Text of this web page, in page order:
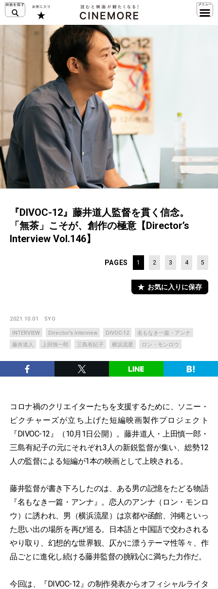
『DIVOC-12』藤井道人監督を貫く信念。
「無茶」こそが、創作の極意【Director’s
Interview Vol.146】
PAGES 1 2 3 4 5
お気に入りに保存
2021.10.01 SYO
INTERVIEW Director’s Interview DIVOC-12
名もなき一篇・アンナ
藤井道人
上田慎一郎 三島有紀子 横浜流星 ロン・モンロウ
コロナ禍のクリエイターたちを支援するために、ソニー・
ピクチャーズが立ち上げた短編映画製作プロジェクト
『DIVOC-12』（10月1日公開）。藤井道人・上田慎一郎・
三島有紀子の元にそれぞれ3人の新鋭監督が集い、総勢12
人の監督による短編が1本の映画として上映される。
藤井監督が書き下ろしたのは、ある男の記憶をたどる物語
『名もなき一篇・アンナ』。恋人のアンナ（ロン・モンロ
ウ）に誘われ、男（横浜流星）は京都や函館、沖縄といっ
た思い出の場所を再び巡る。日本語と中国語で交わされる
やり取り、幻想的な世界観、仄かに漂うテーマ性等々、作
品ごとに進化し続ける藤井監督の挑戦心に満ちた力作だ。
今回は、『DIVOC-12』の制作発表からオフィシャルライタ